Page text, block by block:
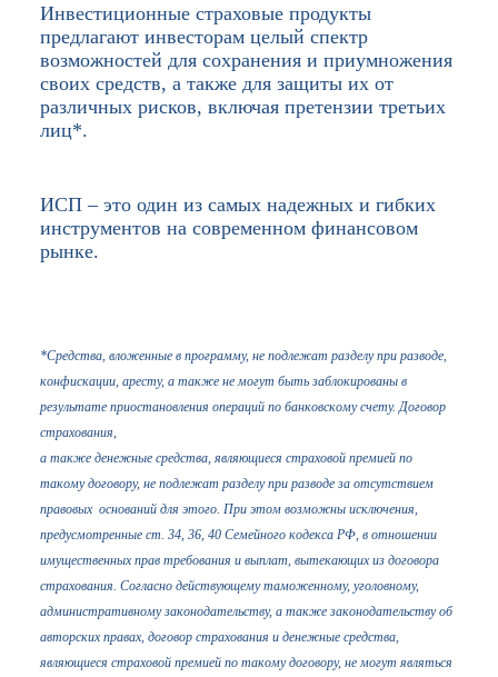
Инвестиционные страховые продукты
предлагают инвесторам целый спектр
возможностей для сохранения и приумножения
своих средств, а также для защиты их от
различных рисков, включая претензии третьих
лиц*.
ИСП – это один из самых надежных и гибких
инструментов на современном финансовом
рынке.
*Средства, вложенные в программу, не подлежат разделу при разводе,
конфискации, аресту, а также не могут быть заблокированы в
результате приостановления операций по банковскому счету. Договор
страхования,
а также денежные средства, являющиеся страховой премией по
такому договору, не подлежат разделу при разводе за отсутствием
правовых оснований для этого. При этом возможны исключения,
предусмотренные ст. 34, 36, 40 Семейного кодекса РФ, в отношении
имущественных прав требования и выплат, вытекающих из договора
страхования. Согласно действующему таможенному, уголовному,
административному законодательству, а также законодательству об
авторских правах, договор страхования и денежные средства,
являющиеся страховой премией по такому договору, не могут являться